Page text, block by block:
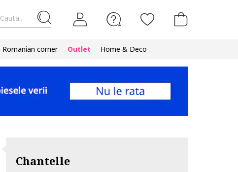
Cauta...
Romanian corner Outlet Home & Deco
Chantelle